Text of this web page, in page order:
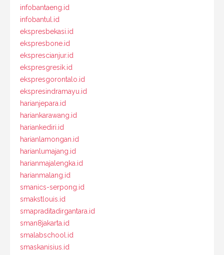
infobantaeng.id
infobantul.id
ekspresbekasi.id
ekspresbone.id
eksprescianjur.id
ekspresgresik.id
ekspresgorontalo.id
ekspresindramayu.id
harianjepara.id
hariankarawang.id
hariankediri.id
harianlamongan.id
harianlumajang.id
harianmajalengka.id
harianmalang.id
smanics-serpong.id
smakstlouis.id
smapraditadirgantara.id
sman8jakarta.id
smalabschool.id
smaskanisius.id